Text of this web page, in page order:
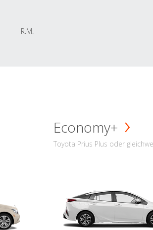
R.M.
Economy+
Toyota Prius Plus oder